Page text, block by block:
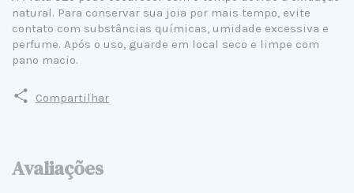
natural. Para conservar sua joia por mais tempo, evite
contato com substâncias químicas, umidade excessiva e
perfume. Após o uso, guarde em local seco e limpe com
pano macio.
Compartilhar
Avaliações